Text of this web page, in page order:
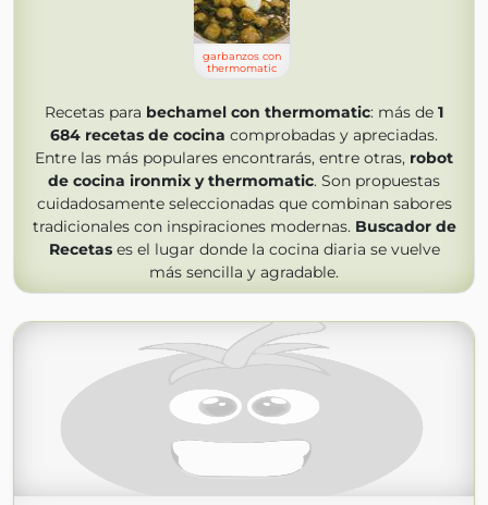
garbanzos con
thermomatic
Recetas para bechamel con thermomatic: más de 1
684 recetas de cocina comprobadas y apreciadas.
Entre las más populares encontrarás, entre otras, robot
de cocina ironmix y thermomatic. Son propuestas
cuidadosamente seleccionadas que combinan sabores
tradicionales con inspiraciones modernas. Buscador de
Recetases el lugar donde la cocina diaria se vuelve
más sencilla y agradable.